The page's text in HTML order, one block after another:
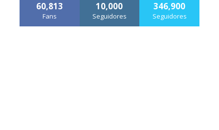
60,813
Fans
10,000
Seguidores
346,900
Seguidores